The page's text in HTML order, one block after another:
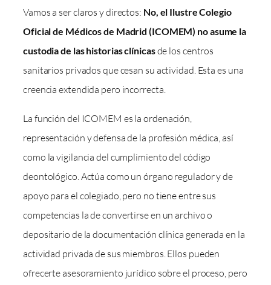
Vamos a ser claros y directos: No, el Ilustre Colegio
Oficial de Médicos de Madrid (ICOMEM) no asume la
custodia de las historias clínicasde los centros
sanitarios privados que cesan su actividad. Esta es una
creencia extendida pero incorrecta.
La función del ICOMEM es la ordenación,
representación y defensa de la profesión médica, así
como la vigilancia del cumplimiento del código
deontológico. Actúa como un órgano regulador y de
apoyo para el colegiado, pero no tiene entre sus
competencias la de convertirse en un archivo o
depositario de la documentación clínica generada en la
actividad privada de sus miembros. Ellos pueden
ofrecerte asesoramiento jurídico sobre el proceso, pero